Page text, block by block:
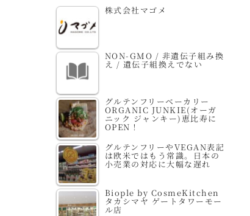
株式会社マゴメ
NON-GMO / 非遺伝子組み換
え / 遺伝子組換えでない
グルテンフリーベーカリー
ORGANIC JUNKIE(オーガ
ニック ジャンキー)恵比寿に
OPEN！
グルテンフリーやVEGAN表記
は欧米ではもう常識。日本の
小売業の対応に大幅な遅れ
Biople by CosmeKitchen
タカシマヤ ゲートタワーモー
ル店